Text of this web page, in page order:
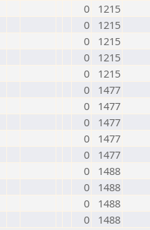
0
1215
0
1215
0
1215
0
1215
0
1215
0
1477
0
1477
0
1477
0
1477
0
1477
0
1488
0
1488
0
1488
0 1488